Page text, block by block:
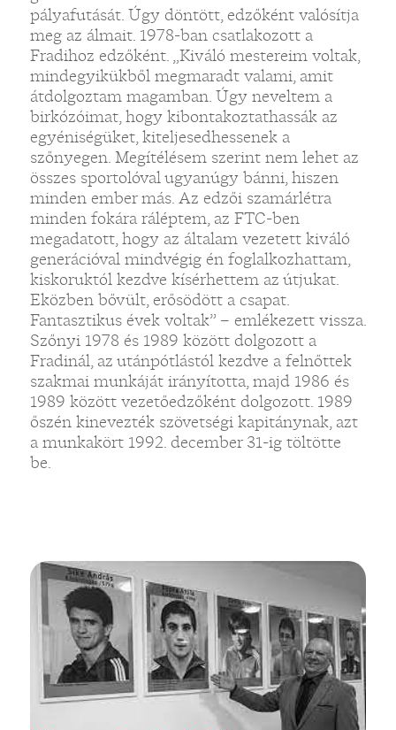
pályafutását. Úgy döntött, edzőként valósítja
meg az álmait. 1978-ban csatlakozott a
Fradihoz edzőként. „Kiváló mestereim voltak,
mindegyikükből megmaradt valami, amit
átdolgoztam magamban. Úgy neveltem a
birkózóimat, hogy kibontakoztathassák az
egyéniségüket, kiteljesedhessenek a
szőnyegen. Megítélésem szerint nem lehet az
összes sportolóval ugyanúgy bánni, hiszen
minden ember más. Az edzői szamárlétra
minden fokára ráléptem, az FTC-ben
megadatott, hogy az általam vezetett kiváló
generációval mindvégig én foglalkozhattam,
kiskoruktól kezdve kísérhettem az útjukat.
Eközben bővült, erősödött a csapat.
Fantasztikus évek voltak” – emlékezett vissza.
Szőnyi 1978 és 1989 között dolgozott a
Fradinál, az utánpótlástól kezdve a felnőttek
szakmai munkáját irányította, majd 1986 és
1989 között vezetőedzőként dolgozott. 1989
őszén kinevezték szövetségi kapitánynak, azt
a munkakört 1992. december 31-ig töltötte
be.